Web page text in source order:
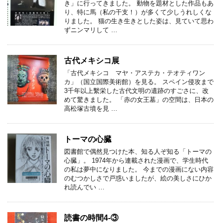
き」に行ってきました。 動物を題材とした作品もあ
り、特に馬（私の干支！）が多くて少しうれしくな
りました。 猫の生き生きとした姿は、見ていて思わ
ずニンマリして …
古代メキシコ展
「古代メキシコ マヤ・アステカ・テオティワン
カ」（国立国際美術館）を見る。 スペイン侵攻まで
3千年以上繫栄した古代文明の遺跡のすごさに、改
めて驚きました。 「赤の女王墓」の空間は、日本の
高松塚古墳を見 …
トーマの心臓
図書館で偶然見つけた本、知る人ぞ知る「トーマの
心臓」。 1974年から連載された漫画で、学生時代
の私は夢中になりました。 今までの漫画にない内容
のむつかしさで戸惑いましたが、絵の美しさにひか
れ読んでい …
読書の時間4-③